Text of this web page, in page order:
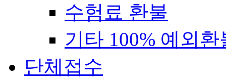
수험료 환불
기타 100% 예외환
단체접수